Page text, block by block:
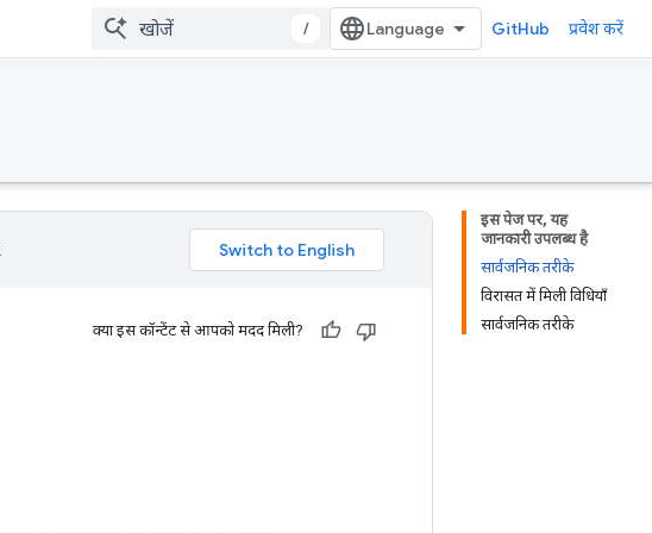
/ GitHub प्रवेश करें
इस पेज पर, यह
जानकारी उपलब्ध है
सार्वजनिक तरीके
विरासत में मिली विधियाँ
सार्वजनिक तरीके
क्या इस कॉन्टेंट से आपको मदद मिली?